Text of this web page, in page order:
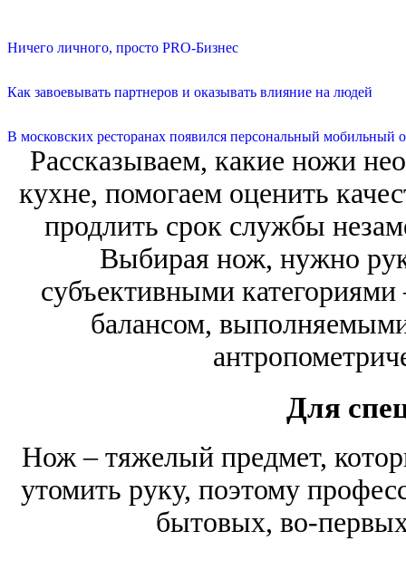
Ничего личного, просто PRO-Бизнес
Как завоевывать партнеров и оказывать влияние на людей
В московских ресторанах появился персональный мобильный
Рассказываем, какие ножи
кухне, помогаем оценить
продлить срок службы
Выбирая нож, нужно
субъективными
балансом,
Для
Нож – тяжелый предмет,
утомить руку, поэтому
бытовых, во-